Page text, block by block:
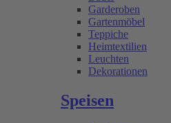
Garderoben
Gartenmöbel
Teppiche
Heimtextilien
Leuchten
Dekorationen
Speisen